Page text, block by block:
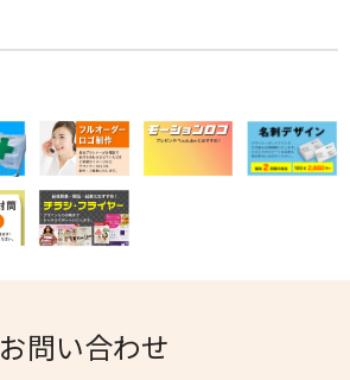
お問い合わせ